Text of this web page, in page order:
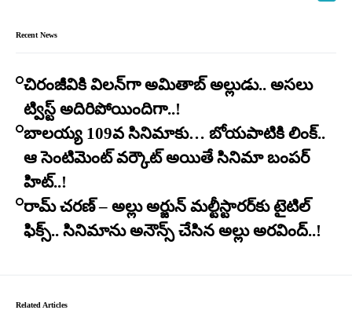
Recent News
చిరంజీవికి విలన్‌గా అమితాబ్ అల్లుడు.. అసలు
ట్విస్ట్ అదిరిపోయిందిగా..!
బాలయ్య 109వ సినిమాకు… బోయపాటికి లింక్..
ఆ సెంటిమెంట్ వర్కౌట్ అయితే సినిమా బంపర్
హిట్..!
రామ్ చరణ్ – అల్లు అర్జున్ మల్టీస్టారర్​కు టైటిల్
ఫిక్స్.. సినిమాను అనౌన్స్ చేసిన అల్లు అరవింద్..!
Related Articles